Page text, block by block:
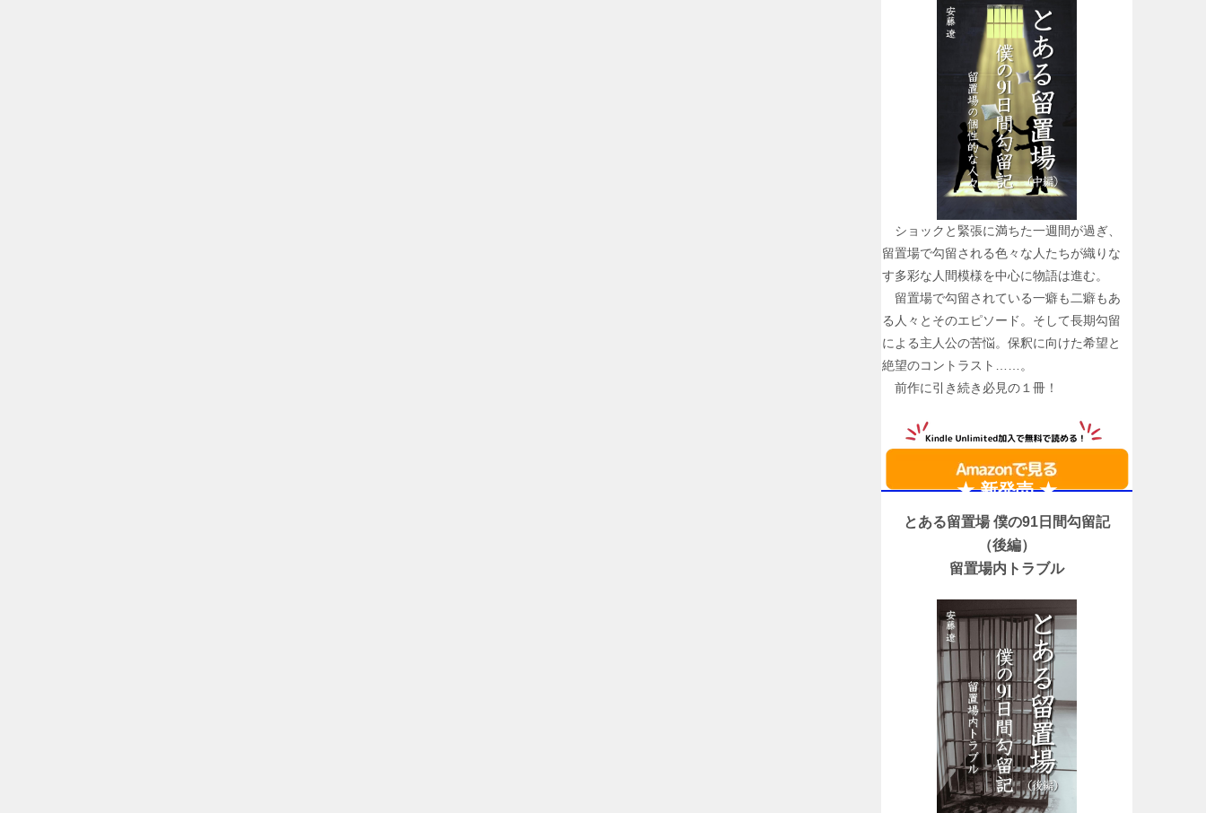
ショックと緊張に満ちた一週間が過ぎ、
留置場で勾留される色々な人たちが織りな
す多彩な人間模様を中心に物語は進む。
留置場で勾留されている一癖も二癖もあ
る人々とそのエピソード。そして長期勾留
による主人公の苦悩。保釈に向けた希望と
絶望のコントラスト……。
前作に引き続き必見の１冊！
★ 新発売 ★
とある留置場 僕の91日間勾留記
（後編）
留置場内トラブル